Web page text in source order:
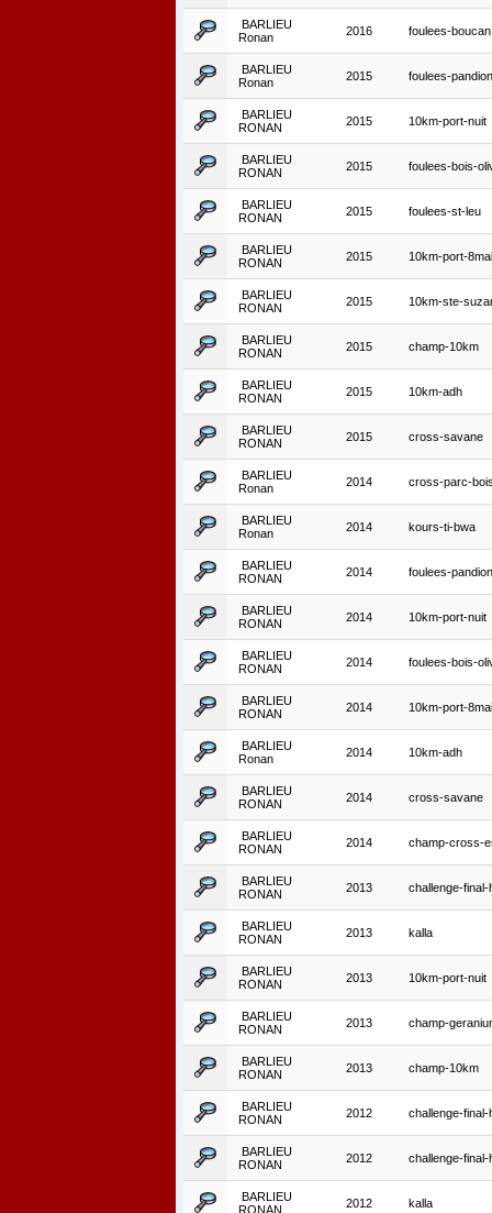
BARLIEU
Ronan
2016 foulees-boucan
BARLIEU
Ronan
2015 foulees-pandion
BARLIEU
RONAN
2015 10km-port-nuit
BARLIEU
RONAN
2015 foulees-bois-
BARLIEU
RONAN
2015 foulees-st-leu
BARLIEU
RONAN
2015 10km-port-8mai
BARLIEU
RONAN
2015 10km-ste-
BARLIEU
RONAN
2015 champ-10km
BARLIEU
RONAN
2015 10km-adh
BARLIEU
RONAN
2015 cross-savane
BARLIEU
Ronan
2014 cross-parc-
BARLIEU
Ronan
2014 kours-ti-bwa
BARLIEU
RONAN
2014 foulees-pandion
BARLIEU
RONAN
2014 10km-port-nuit
BARLIEU
RONAN
2014 foulees-bois-
BARLIEU
RONAN
2014 10km-port-8mai
BARLIEU
Ronan
2014 10km-adh
BARLIEU
RONAN
2014 cross-savane
BARLIEU
RONAN
2014 champ-cross-
BARLIEU
RONAN
2013 challenge-final-
BARLIEU
RONAN
2013 kalla
BARLIEU
RONAN
2013 10km-port-nuit
BARLIEU
RONAN
2013 champ-
BARLIEU
RONAN
2013 champ-10km
BARLIEU
RONAN
2012 challenge-
BARLIEU
RONAN
2012 challenge-final-
BARLIEU
RONAN
2012 kalla